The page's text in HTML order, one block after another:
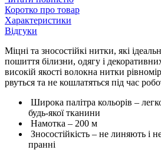
Коротко про товар
Характеристики
Відгуки
Міцні та зносостійкі нитки, які
пошиття білизни, одягу і
високій якості волокна нитки
рвуться та не кошлатяться під час
Широка палітра кольорів –
будь-якої тканини
Намотка – 200 м
Зносостійкість – не линяють і
пранні